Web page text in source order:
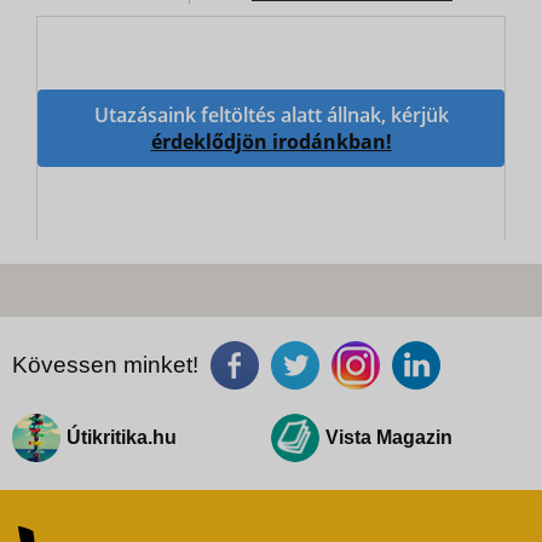
Utazásaink feltöltés alatt állnak, kérjük
érdeklődjön irodánkban!
Kövessen minket!
Útikritika.hu Vista Magazin